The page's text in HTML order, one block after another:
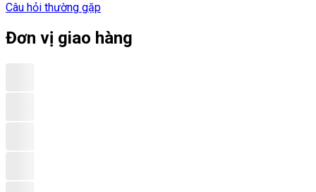
Câu hỏi thường gặp
Đơn vị giao hàng